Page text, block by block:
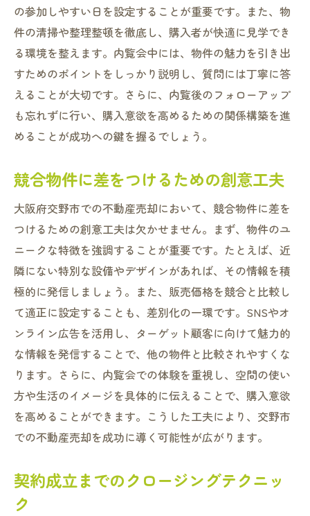
の参加しやすい日を設定することが重要です。また、物
件の清掃や整理整頓を徹底し、購入者が快適に見学でき
る環境を整えます。内覧会中には、物件の魅力を引き出
すためのポイントをしっかり説明し、質問には丁寧に答
えることが大切です。さらに、内覧後のフォローアップ
も忘れずに行い、購入意欲を高めるための関係構築を進
めることが成功への鍵を握るでしょう。
競合物件に差をつけるための創意工夫
大阪府交野市での不動産売却において、競合物件に差を
つけるための創意工夫は欠かせません。まず、物件のユ
ニークな特徴を強調することが重要です。たとえば、近
隣にない特別な設備やデザインがあれば、その情報を積
極的に発信しましょう。また、販売価格を競合と比較し
て適正に設定することも、差別化の一環です。SNSやオ
ンライン広告を活用し、ターゲット顧客に向けて魅力的
な情報を発信することで、他の物件と比較されやすくな
ります。さらに、内覧会での体験を重視し、空間の使い
方や生活のイメージを具体的に伝えることで、購入意欲
を高めることができます。こうした工夫により、交野市
での不動産売却を成功に導く可能性が広がります。
契約成立までのクロージングテクニッ
ク